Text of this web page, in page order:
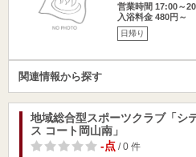
営業時間 17:00～
入浴料金 480円～
日帰り
関連情報から探す
地域総合型スポーツクラブ「シ
ス コート岡山南」
-点/ 0 件